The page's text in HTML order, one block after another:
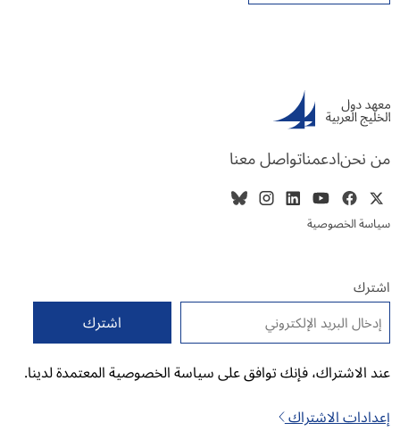
من نحنادعمناتواصل معنا
سياسة الخصوصية
اشترك
البريد الإلكتروني *
عند الاشتراك، فإنك توافق على سياسة الخصوصية المعتمدة لدينا.
إعدادات الاشتراك